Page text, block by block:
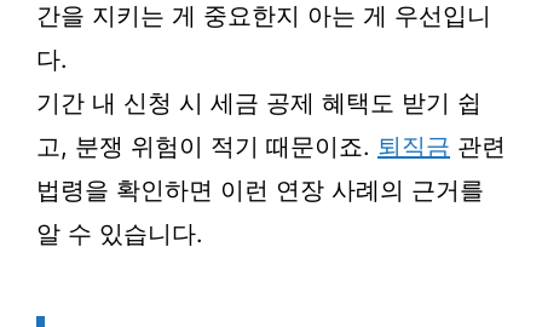
간을 지키는 게 중요한지 아는 게 우선입니
다.
기간 내 신청 시 세금 공제 혜택도 받기 쉽
고, 분쟁 위험이 적기 때문이죠. 퇴직금 관련
법령을 확인하면 이런 연장 사례의 근거를
알 수 있습니다.